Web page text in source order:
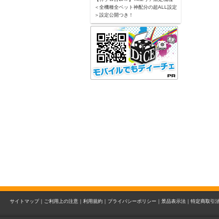
＜全機種全ベット神配分の超ALL設定
＞設定公開つき！
サイトマップ｜ ご利用上の注意｜ 利用規約｜ プライバシーポリシー｜ 景品表示法｜ 特定商取引